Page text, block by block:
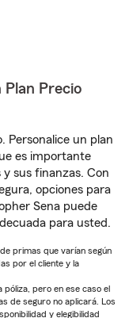
Precio
Personalice un plan
es importante
sus finanzas. Con
opciones para
Sena puede
para usted.
primas que varían según
por el cliente y la
pero en ese caso el
de seguro no aplicará. Los
y elegibilidad